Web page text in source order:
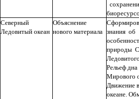
Северный
Ледовитый океан
Объяснение
нового материала знания об
природы
Рельеф дна
Мирового
Движение
океане.